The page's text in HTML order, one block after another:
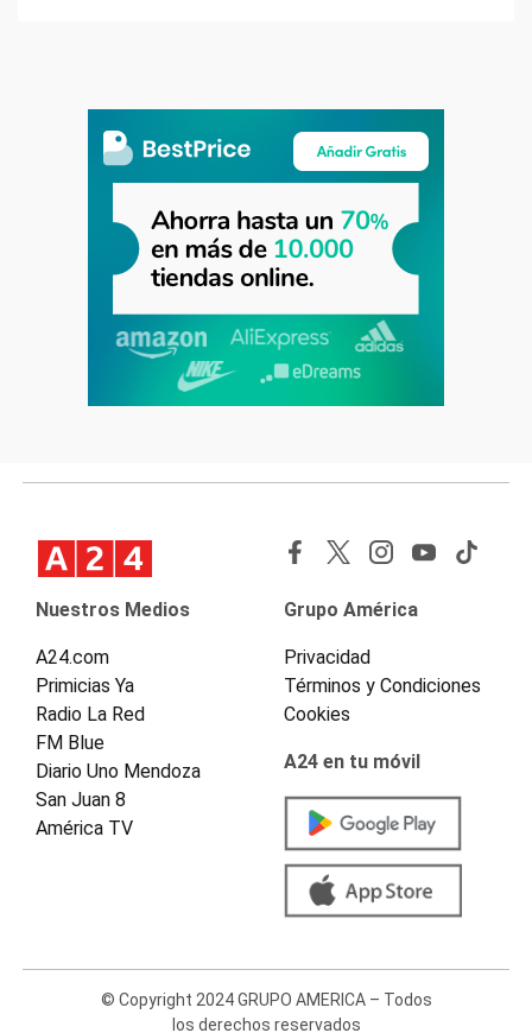
Nuestros Medios
A24.com
Primicias Ya
Radio La Red
FM Blue
Diario Uno Mendoza
San Juan 8
América TV
Grupo América
Privacidad
Términos y Condiciones
Cookies
A24 en tu móvil
© Copyright 2024 GRUPO AMERICA – Todos
los derechos reservados